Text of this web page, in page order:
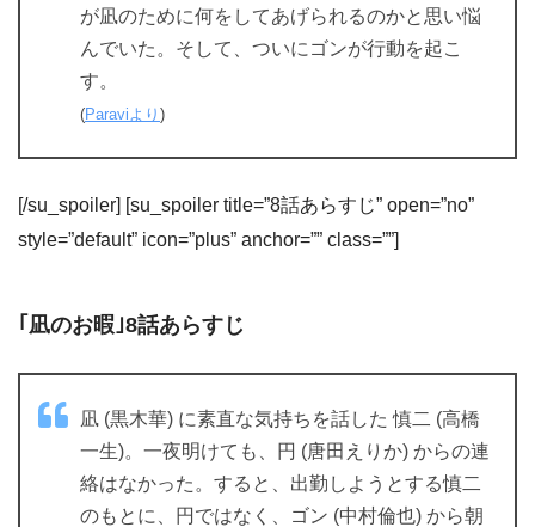
が凪のために何をしてあげられるのかと思い悩
んでいた。そして、ついにゴンが行動を起こ
す。
(Paraviより )
[/su_spoiler] [su_spoiler title=”8話あらすじ” open=”no”
style=”default” icon=”plus” anchor=”” class=””]
｢凪のお暇｣8話あらすじ
凪 (黒木華) に素直な気持ちを話した 慎二 (高橋
一生)。一夜明けても、円 (唐田えりか) からの連
絡はなかった。すると、出勤しようとする慎二
のもとに、円ではなく、ゴン (中村倫也) から朝